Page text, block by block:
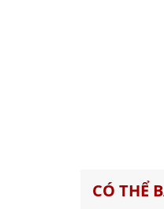
CÓ THỂ